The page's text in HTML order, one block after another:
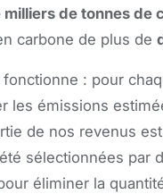
milliers de tonnes de
carbone de plus de
: pour
les émissions
de nos revenus
sélectionnées par
éliminer la